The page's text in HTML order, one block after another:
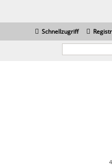
Schnellzugriff